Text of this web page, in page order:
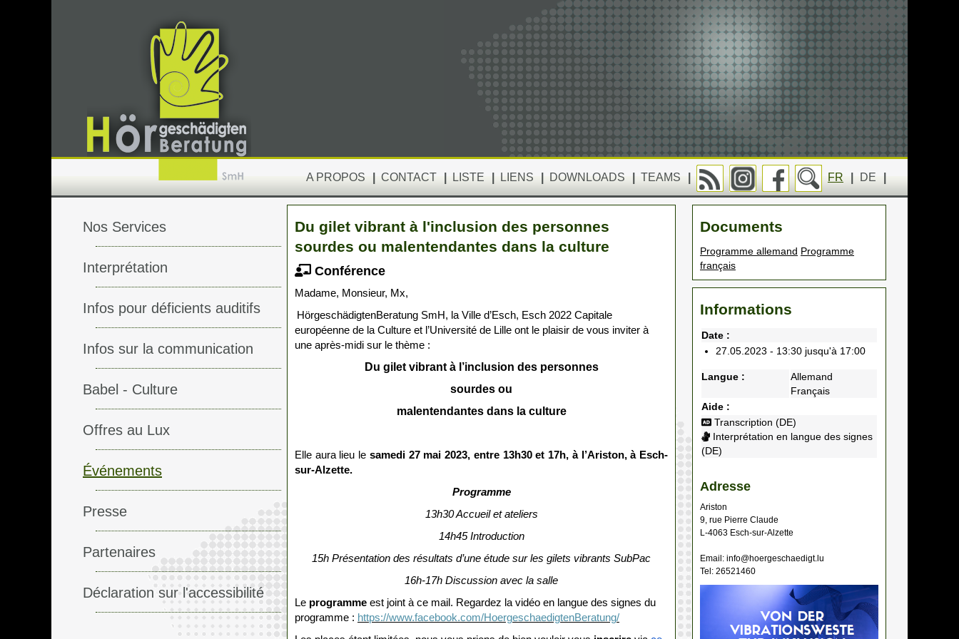
FR DE
A PROPOS CONTACT LISTE LIENS DOWNLOADS TEAMS
Nos Services
Interprétation
Infos pour déficients auditifs
Infos sur la communication
Babel - Culture
Offres au Lux
Événements
Presse
Partenaires
Déclaration sur l'accessibilité
Du gilet vibrant à l'inclusion des personnes
sourdes ou malentendantes dans la culture
Conférence
Madame, Monsieur, Mx,
HörgeschädigtenBeratung SmH, la Ville d’Esch, Esch 2022 Capitale
européenne de la Culture et l’Université de Lille ont le plaisir de vous inviter à
une après-midi sur le thème :
Du gilet vibrant à l’inclusion des personnes
sourdes ou
malentendantes dans la culture
Elle aura lieu le samedi 27 mai 2023, entre 13h30 et 17h, à l’Ariston, à Esch-
sur-Alzette.
Programme
13h30 Accueil et ateliers
14h45 Introduction
15h Présentation des résultats d’une étude sur les gilets vibrants SubPac
16h-17h Discussion avec la salle
Le programme est joint à ce mail. Regardez la vidéo en langue des signes du
programme : https://www.facebook.com/HoergeschaedigtenBeratung/
Documents
Programme allemand Programme
français
Informations
Date :
27.05.2023 - 13:30 jusqu'à 17:00
Langue :
Allemand
Français
Aide :
Transcription (DE)
Interprétation en langue des signes
(DE)
Adresse
Ariston
9, rue Pierre Claude
L-4063 Esch-sur-Alzette
Email: info@hoergeschaedigt.lu
Tel: 26521460